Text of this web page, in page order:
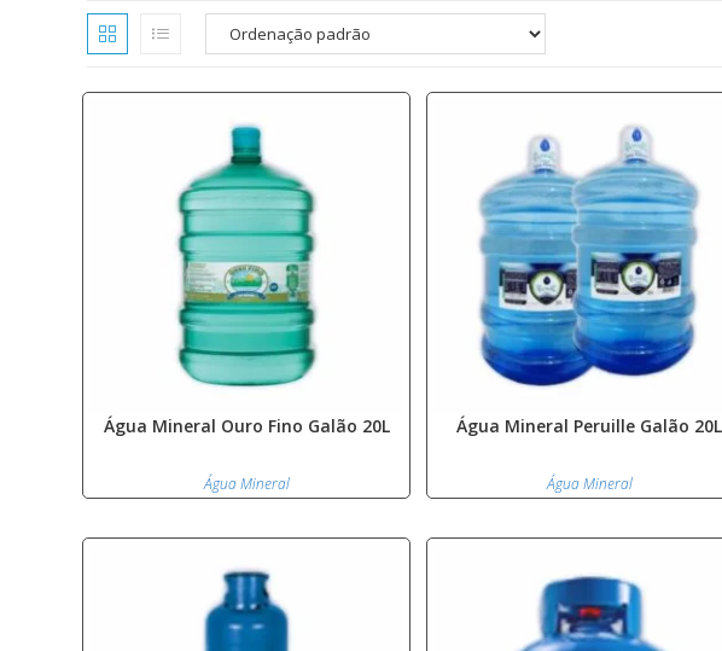
Água Mineral Ouro Fino Galão 20L
Água Mineral
Água Mineral Peruille Galão 20L
Água Mineral